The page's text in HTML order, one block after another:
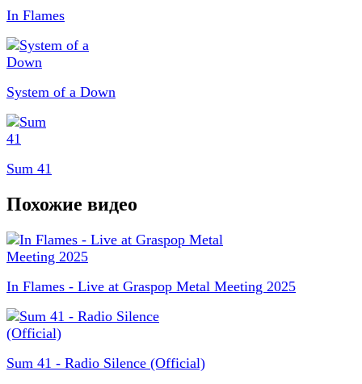
In Flames
System of a Down
Sum 41
Похожие видео
In Flames - Live at Graspop Metal Meeting 2025
Sum 41 - Radio Silence (Official)